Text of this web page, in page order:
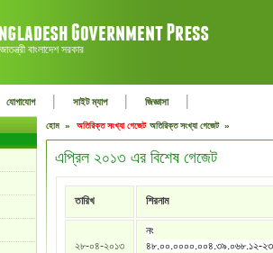
বাংলাদেশ সরকার
যোগাযোগ | সাইট ম্যাপ | জিজ্ঞাসা |
হোম » অতিরিক্ত সংখ্যা গেজেট অতিরিক্ত সংখ্যা গেজেট »
এপ্রিল ২০১৩ এর বিশেষ গেজেট
তারিখ শিরনাম
২৮-০৪-২০১৩
নং
৪৮.০০.০০০০.০০৪.৩৯.০৬৮.১২-